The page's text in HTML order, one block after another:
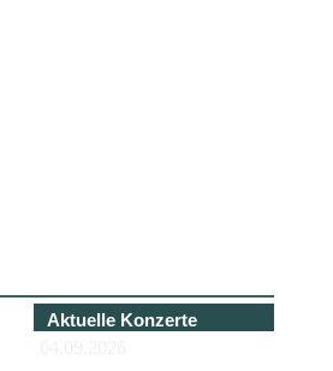
Aktuelle Konzerte